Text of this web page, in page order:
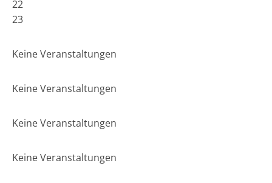
22
23
Keine Veranstaltungen
Keine Veranstaltungen
Keine Veranstaltungen
Keine Veranstaltungen